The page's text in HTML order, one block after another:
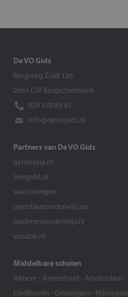
De VO Gids
Bergweg Zuid 126
2661 CW Bergschenhoek
020 570 89 81
info@devogids.nl
Partners van De VO Gids
gymnasia.nl
leergeld.nl
saarisnietgek
openbaaronderwijs.nu
oudersenonderwijs.nl
vosabb.nl
Middelbare scholen
Almere - Amersfoort- Amsterdam -
Eindhoven - Groningen - Nijmegen